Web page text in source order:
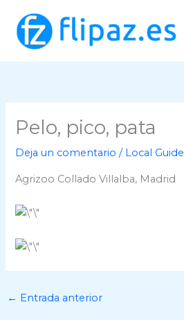
contenido
Pelo, pico, pata
Deja un comentario / Local Guide
Agrizoo Collado Villalba, Madrid
← Entrada anterior